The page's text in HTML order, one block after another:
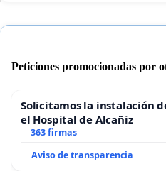
Peticiones promocionadas por
Solicitamos la instalación
el Hospital de Alcañiz
363 firmas
Aviso de transparencia